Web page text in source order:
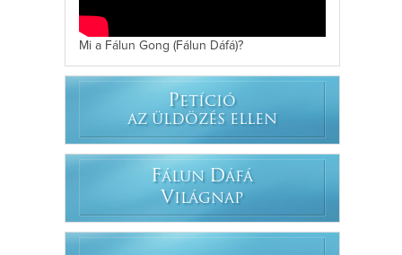
Mi a Fálun Gong (Fálun Dáfá)?
PETÍCIÓ
AZ ÜLDÖZÉS ELLEN
FÁLUN DÁFÁ
VILÁGNAP